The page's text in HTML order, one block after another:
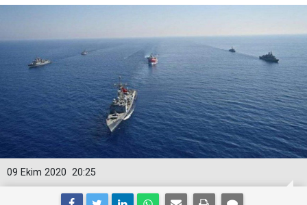
20:25
09 Ekim 2020